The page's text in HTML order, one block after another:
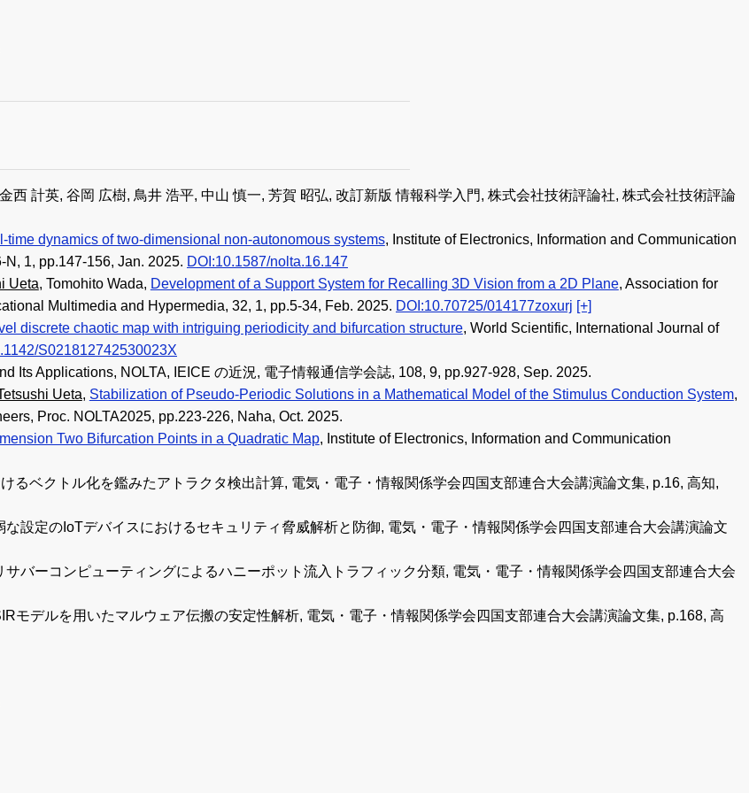
西 計英, 谷岡 広樹, 鳥井 浩平, 中山 慎一, 芳賀 昭弘, 改訂新版 情報科学入門, 株式会社技術評論社, 株式会社技術評論
time dynamics of two-dimensional non-autonomous systems, Institute of Electronics, Information and Communication
1, pp.147-156, Jan. 2025. DOI:10.1587/nolta.16.147
Ueta, Tomohito Wada, Development of a Support System for Recalling 3D Vision from a 2D Plane, Association for
Multimedia and Hypermedia, 32, 1, pp.5-34, Feb. 2025. DOI:10.70725/014177zoxurj [+]
discrete chaotic map with intriguing periodicity and bifurcation structure, World Scientific, International Journal of
S021812742530023X
Its Applications, NOLTA, IEICE の近況, 電子情報通信学会誌, 108, 9, pp.927-928, Sep. 2025.
Ueta, Stabilization of Pseudo-Periodic Solutions in a Mathematical Model of the Stimulus Conduction System,
Proc. NOLTA2025, pp.223-226, Naha, Oct. 2025.
Two Bifurcation Points in a Quadratic Map, Institute of Electronics, Information and Communication
るベクトル化を鑑みたアトラクタ検出計算, 電気・電子・情報関係学会四国支部連合大会講演論文集, p.16, 高知,
な設定のIoTデバイスにおけるセキュリティ脅威解析と防御, 電気・電子・情報関係学会四国支部連合大会講演論文
サバーコンピューティングによるハニーポット流入トラフィック分類, 電気・電子・情報関係学会四国支部連合大会
モデルを用いたマルウェア伝搬の安定性解析, 電気・電子・情報関係学会四国支部連合大会講演論文集, p.168, 高